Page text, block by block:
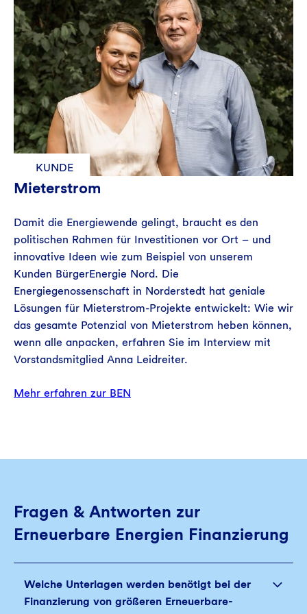
Mieterstrom
Damit die Energiewende gelingt, braucht es den
politischen Rahmen für Investitionen vor Ort – und
innovative Ideen wie zum Beispiel von unserem
Kunden BürgerEnergie Nord. Die
Energiegenossenschaft in Norderstedt hat geniale
Lösungen für Mieterstrom-Projekte entwickelt: Wie wir
das gesamte Potenzial von Mieterstrom heben können,
wenn alle anpacken, erfahren Sie im Interview mit
Vorstandsmitglied Anna Leidreiter.
Mehr erfahren zur BEN
KUNDE
Fragen & Antworten zur
Erneuerbare Energien Finanzierung
Welche Unterlagen werden benötigt bei der
Finanzierung von größeren Erneuerbare-